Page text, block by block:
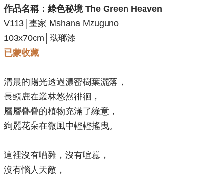
作品名稱：綠色秘境 The Green Heaven
V113│畫家 Mshana Mzuguno
103x70cm│琺瑯漆
已蒙收藏
清晨的陽光透過濃密樹葉灑落，
長頸鹿在叢林悠然徘徊，
層層疊疊的植物充滿了綠意，
絢麗花朵在微風中輕輕搖曳。
這裡沒有嘈雜，沒有喧囂，
沒有惱人天敵，